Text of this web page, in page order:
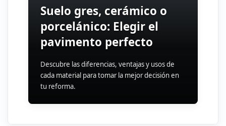
Suelo gres, cerámico o
porcelánico: Elegir el
pavimento perfecto
Descubre las diferencias, ventajas y usos de
cada material para tomar la mejor decisión en
tu reforma.